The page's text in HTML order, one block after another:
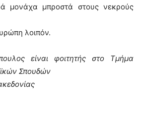
μονάχα μπροστά στους νεκρούς
λοιπόν.
είναι φοιτητής στο Τμήμα
Σπουδών